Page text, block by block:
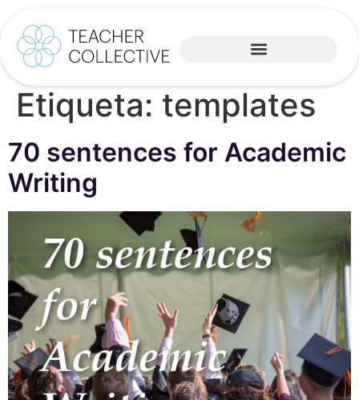
Etiqueta: templates
70 sentences for Academic
Writing